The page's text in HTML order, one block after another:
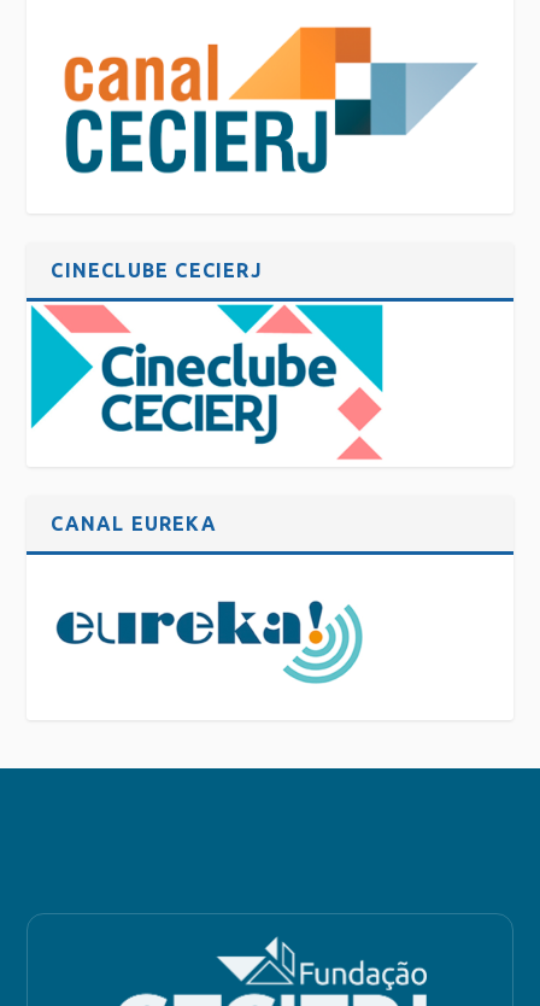
CINECLUBE CECIERJ
CANAL EUREKA